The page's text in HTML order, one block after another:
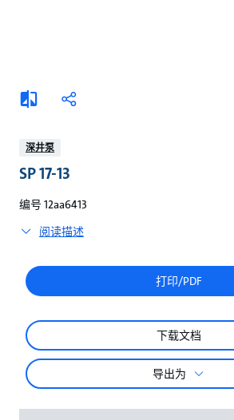
添
加
较
分
深井泵
SP 17-13
编号 12aa6413
阅读描述
打印/PDF
下载文档
导出为